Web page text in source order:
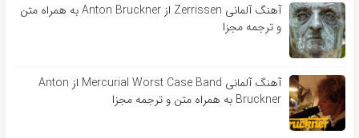
آهنگ آلمانی Zerrissen از Anton Bruckner به همراه متن
و ترجمه مجزا
آهنگ آلمانی Mercurial Worst Case Band از Anton
Bruckner به همراه متن و ترجمه مجزا